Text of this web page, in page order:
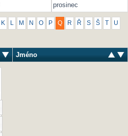
prosinec
K L M N O P Q R Ř S Š U
Jméno